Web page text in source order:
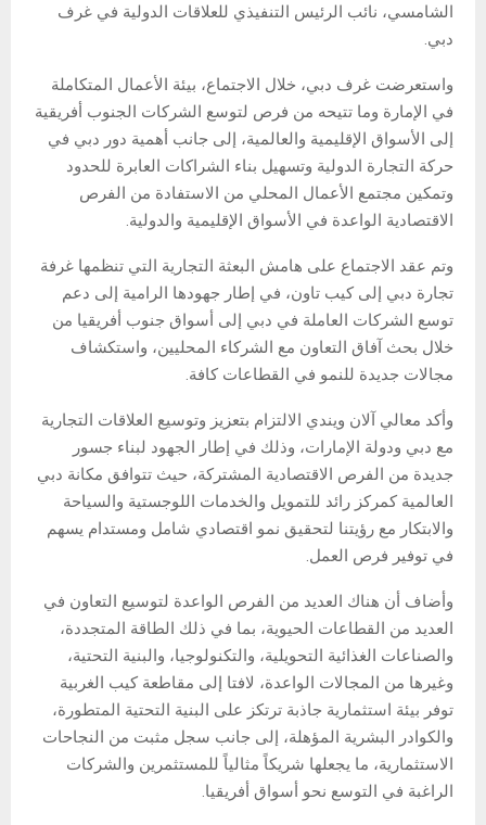
الشامسي، نائب الرئيس التنفيذي للعلاقات الدولية في غرف
دبي.
واستعرضت غرف دبي، خلال الاجتماع، بيئة الأعمال المتكاملة
في الإمارة وما تتيحه من فرص لتوسع الشركات الجنوب أفريقية
إلى الأسواق الإقليمية والعالمية، إلى جانب أهمية دور دبي في
حركة التجارة الدولية وتسهيل بناء الشراكات العابرة للحدود
وتمكين مجتمع الأعمال المحلي من الاستفادة من الفرص
الاقتصادية الواعدة في الأسواق الإقليمية والدولية.
وتم عقد الاجتماع على هامش البعثة التجارية التي تنظمها غرفة
تجارة دبي إلى كيب تاون، في إطار جهودها الرامية إلى دعم
توسع الشركات العاملة في دبي إلى أسواق جنوب أفريقيا من
خلال بحث آفاق التعاون مع الشركاء المحليين، واستكشاف
مجالات جديدة للنمو في القطاعات كافة.
وأكد معالي آلان ويندي الالتزام بتعزيز وتوسيع العلاقات التجارية
مع دبي ودولة الإمارات، وذلك في إطار الجهود لبناء جسور
جديدة من الفرص الاقتصادية المشتركة، حيث تتوافق مكانة دبي
العالمية كمركز رائد للتمويل والخدمات اللوجستية والسياحة
والابتكار مع رؤيتنا لتحقيق نمو اقتصادي شامل ومستدام يسهم
في توفير فرص العمل.
وأضاف أن هناك العديد من الفرص الواعدة لتوسيع التعاون في
العديد من القطاعات الحيوية، بما في ذلك الطاقة المتجددة،
والصناعات الغذائية التحويلية، والتكنولوجيا، والبنية التحتية،
وغيرها من المجالات الواعدة، لافتا إلى مقاطعة كيب الغربية
توفر بيئة استثمارية جاذبة ترتكز على البنية التحتية المتطورة،
والكوادر البشرية المؤهلة، إلى جانب سجل مثبت من النجاحات
الاستثمارية، ما يجعلها شريكاً مثالياً للمستثمرين والشركات
الراغبة في التوسع نحو أسواق أفريقيا.